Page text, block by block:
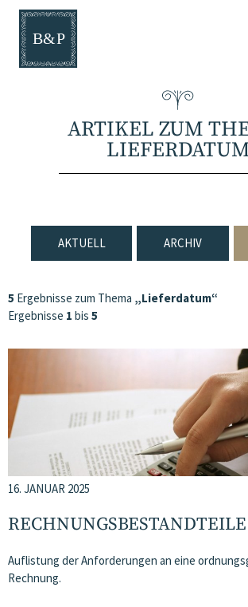
ARTIKEL ZUM
AKTUELL ARCHIV
5 Ergebnisse zum Thema „Lieferdatum“
Ergebnisse 1 bis 5
16. JANUAR 2025
RECHNUNGSBESTANDTEILE
Auflistung der Anforderungen an eine
Rechnung.